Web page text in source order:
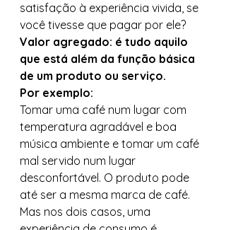
satisfação à experiência vivida, se
você tivesse que pagar por ele?
Valor agregado: é tudo aquilo
que está além da função básica
de um produto ou serviço.
Por exemplo:
Tomar uma café num lugar com
temperatura agradável e boa
música ambiente e tomar um café
mal servido num lugar
desconfortável. O produto pode
até ser a mesma marca de café.
Mas nos dois casos, uma